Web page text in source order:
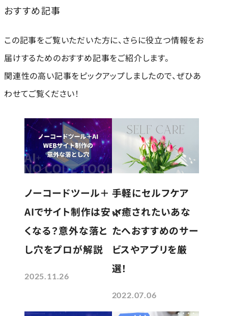
おすすめ記事
この記事をご覧いただいた方に、さらに役立つ情報をお
届けするためのおすすめ記事をご紹介します。
関連性の高い記事をピックアップしましたので、ぜひあ
わせてご覧ください！
ノーコードツール＋
AIでサイト制作は安
くなる？意外な落と
し穴をプロが解説
2025.11.26
手軽にセルフケア
🌿癒されたいあな
たへおすすめのサー
ビスやアプリを厳
選！
2022.07.06